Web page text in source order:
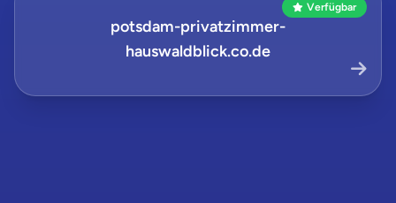
Verfügbar
potsdam-privatzimmer-
hauswaldblick.co.de